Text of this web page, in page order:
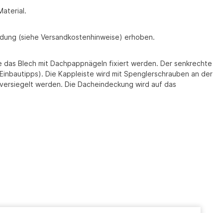
(siehe Versandkostenhinweise) erhoben.
Blech mit Dachpappnägeln fixiert werden. Der senkrechte
Die Kappleiste wird mit Spenglerschrauben an der
werden. Die Dacheindeckung wird auf das